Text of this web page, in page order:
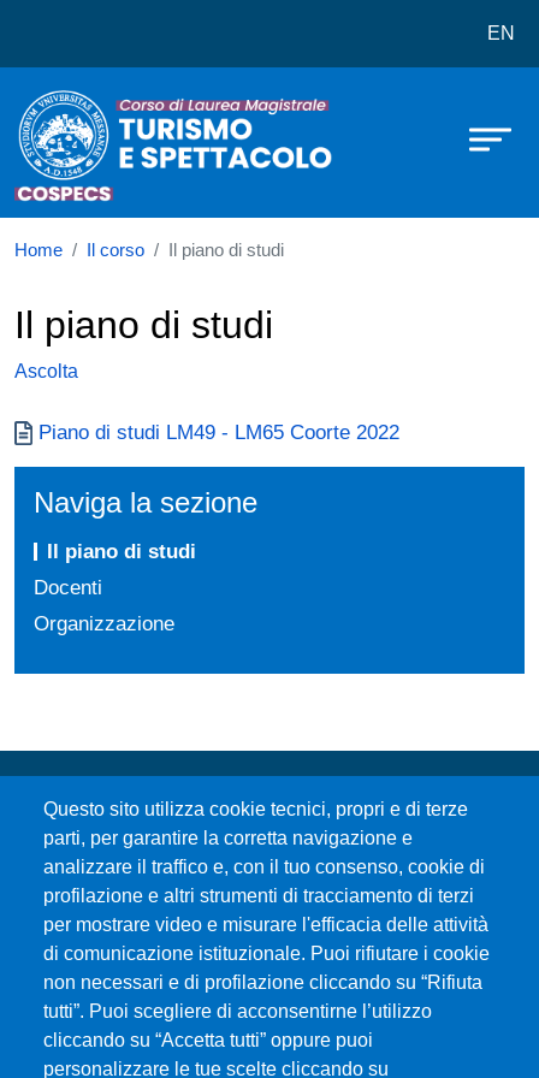
Corso di laurea in Turismo e EN
Home Il corso Il piano di studi
Il piano di studi
Ascolta
Documento
Piano di studi LM49 - LM65 Coorte 2022
Naviga la sezione
Il piano di studi
Docenti
Organizzazione
Questo sito utilizza cookie tecnici, propri e di terze
parti, per garantire la corretta navigazione e
analizzare il traffico e, con il tuo consenso, cookie di
profilazione e altri strumenti di tracciamento di terzi
per mostrare video e misurare l'efficacia delle attività
di comunicazione istituzionale. Puoi rifiutare i cookie
non necessari e di profilazione cliccando su “Rifiuta
tutti”. Puoi scegliere di acconsentirne l’utilizzo
cliccando su “Accetta tutti” oppure puoi
personalizzare le tue scelte cliccando su
Università degli Studi di Messina
Piazza Pugliatti, 1 - 98122 Messina
Cod. Fiscale 80004070837
P.IVA 00724160833
Centralino: 090 676 1